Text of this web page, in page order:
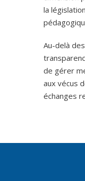
la
Au-delà
de gérer
aux vécus
échanges